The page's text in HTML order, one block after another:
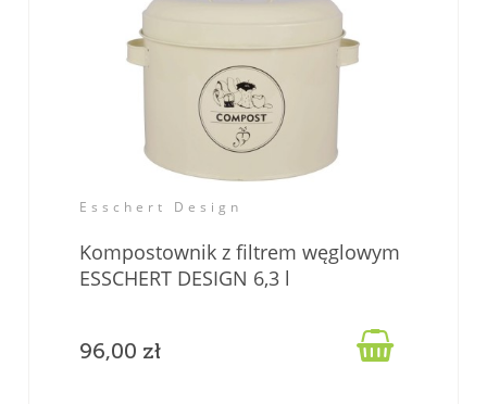
Esschert Design
Kompostownik z filtrem węglowym
ESSCHERT DESIGN 6,3 l
96,00 zł 